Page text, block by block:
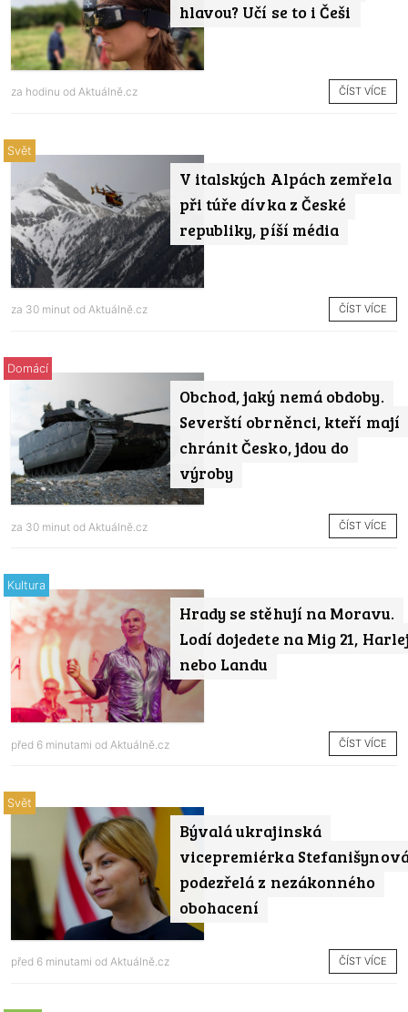
hlavou? Učí se to i Češi
za hodinu od Aktuálně.cz ČÍST VÍCE
V italských Alpách zemřela
při túře dívka z České
republiky, píší média
Svět
za 30 minut od Aktuálně.cz ČÍST VÍCE
Obchod, jaký nemá obdoby.
Severští obrněnci, kteří mají
chránit Česko, jdou do
výroby
Domácí
za 30 minut od Aktuálně.cz ČÍST VÍCE
Hrady se stěhují na Moravu.
Lodí dojedete na Mig 21,
nebo Landu
Kultura
před 6 minutami od Aktuálně.cz ČÍST VÍCE
Bývalá ukrajinská
vicepremiérka
podezřelá z nezákonného
obohacení
Svět
před 6 minutami od Aktuálně.cz ČÍST VÍCE